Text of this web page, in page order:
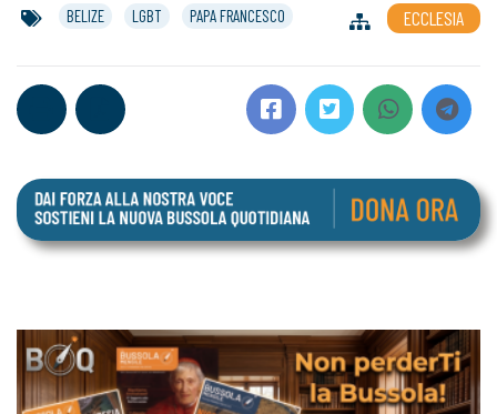
BELIZE LGBT PAPA FRANCESCO ECCLESIA